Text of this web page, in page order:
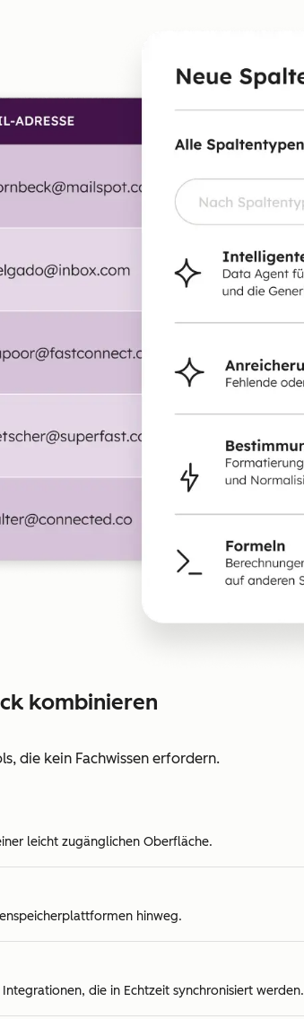
kombinieren
die kein Fachwissen erfordern.
leicht zugänglichen Oberfläche.
hinweg.
die in Echtzeit synchronisiert werden.